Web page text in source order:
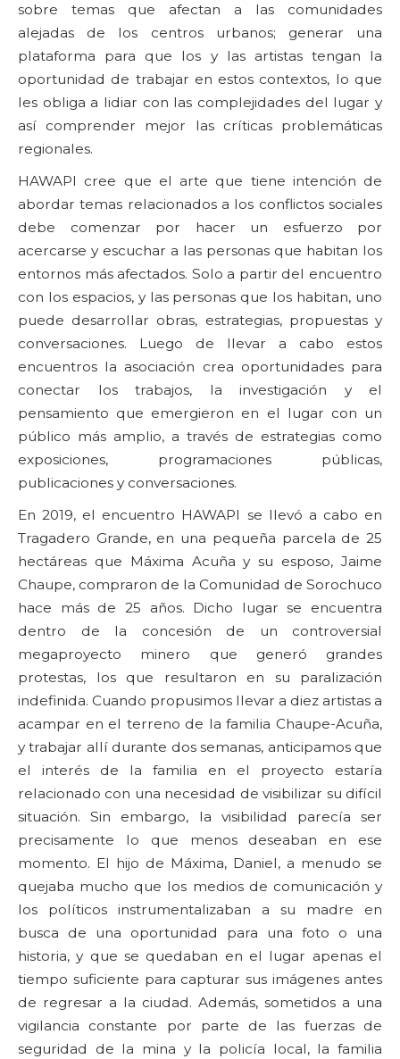
sobre temas que afectan a las comunidades
alejadas de los centros urbanos; generar una
plataforma para que los y las artistas tengan la
oportunidad de trabajar en estos contextos, lo que
les obliga a lidiar con las complejidades del lugar y
así comprender mejor las críticas problemáticas
regionales.
HAWAPI cree que el arte que tiene intención de
abordar temas relacionados a los conflictos sociales
debe comenzar por hacer un esfuerzo por
acercarse y escuchar a las personas que habitan los
entornos más afectados. Solo a partir del encuentro
con los espacios, y las personas que los habitan, uno
puede desarrollar obras, estrategias, propuestas y
conversaciones. Luego de llevar a cabo estos
encuentros la asociación crea oportunidades para
conectar los trabajos, la investigación y el
pensamiento que emergieron en el lugar con un
público más amplio, a través de estrategias como
exposiciones, programaciones públicas,
publicaciones y conversaciones.
En 2019, el encuentro HAWAPI se llevó a cabo en
Tragadero Grande, en una pequeña parcela de 25
hectáreas que Máxima Acuña y su esposo, Jaime
Chaupe, compraron de la Comunidad de Sorochuco
hace más de 25 años. Dicho lugar se encuentra
dentro de la concesión de un controversial
megaproyecto minero que generó grandes
protestas, los que resultaron en su paralización
indefinida. Cuando propusimos llevar a diez artistas a
acampar en el terreno de la familia Chaupe-Acuña,
y trabajar allí durante dos semanas, anticipamos que
el interés de la familia en el proyecto estaría
relacionado con una necesidad de visibilizar su difícil
situación. Sin embargo, la visibilidad parecía ser
precisamente lo que menos deseaban en ese
momento. El hijo de Máxima, Daniel, a menudo se
quejaba mucho que los medios de comunicación y
los políticos instrumentalizaban a su madre en
busca de una oportunidad para una foto o una
historia, y que se quedaban en el lugar apenas el
tiempo suficiente para capturar sus imágenes antes
de regresar a la ciudad. Además, sometidos a una
vigilancia constante por parte de las fuerzas de
seguridad de la mina y la policía local, la familia